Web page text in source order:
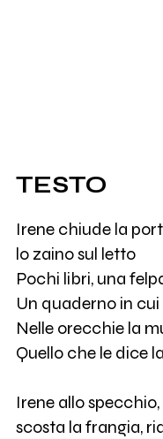
TESTO
Irene chiude la
lo zaino sul letto
Pochi libri, una
Un quaderno in
Nelle orecchie la
Quello che le dice
Irene allo specchio,
scosta la frangia,